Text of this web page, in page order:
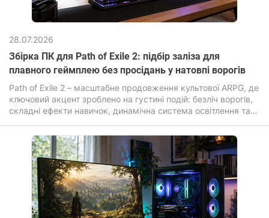
28.07.2026
Збірка ПК для Path of Exile 2: підбір заліза для
плавного геймплею без просідань у натовпі ворогів
Path of Exile 2 – масштабне продовження культової ARPG, де
ключовий акцент зроблено на густині подій: безліч ворогів,
складні ефекти навичок, динамічна система освітлення та